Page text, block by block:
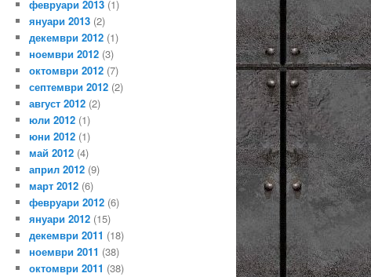
февруари 2013 (1)
януари 2013 (2)
декември 2012 (1)
ноември 2012 (3)
октомври 2012 (7)
септември 2012 (2)
август 2012 (2)
юли 2012 (1)
юни 2012 (1)
май 2012 (4)
април 2012 (9)
март 2012 (6)
февруари 2012 (6)
януари 2012 (15)
декември 2011 (18)
ноември 2011 (38)
октомври 2011 (38)